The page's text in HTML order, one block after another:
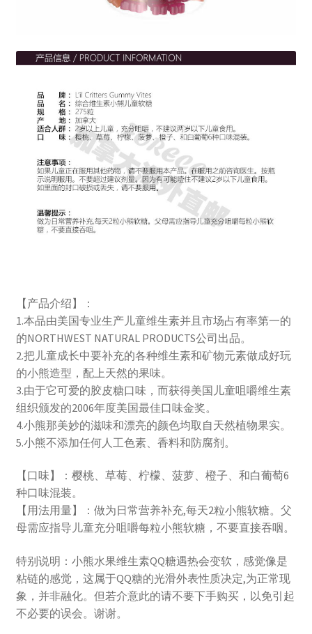
【产品介绍】：
1.本品由美国专业生产儿童维生素并且市场占有率第一的
的NORTHWEST NATURAL PRODUCTS公司出品。
2.把儿童成长中要补充的各种维生素和矿物元素做成好玩
的小熊造型，配上天然的果味。
3.由于它可爱的胶皮糖口味，而获得美国儿童咀嚼维生素
组织颁发的2006年度美国最佳口味金奖。
4.小熊那美妙的滋味和漂亮的颜色均取自天然植物果实。
5.小熊不添加任何人工色素、香料和防腐剂。
【口味】：樱桃、草莓、柠檬、菠萝、橙子、和白葡萄6
种口味混装。
【用法用量】：做为日常营养补充,每天2粒小熊软糖。父
母需应指导儿童充分咀嚼每粒小熊软糖，不要直接吞咽。
特别说明：小熊水果维生素QQ糖遇热会变软，感觉像是
粘链的感觉，这属于QQ糖的光滑外表性质决定,为正常现
象，并非融化。但若介意此的请不要下手购买，以免引起
不必要的误会。谢谢。